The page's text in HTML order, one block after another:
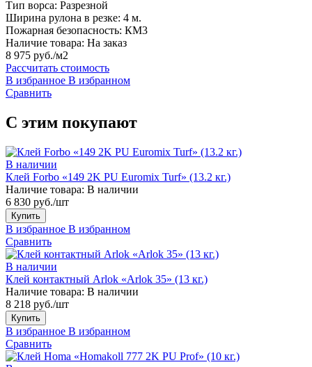
Тип ворса: Разрезной
Ширина рулона в резке: 4 м.
Пожарная безопасность: КМ3
Наличие товара: На заказ
8 975 руб./м2
Рассчитать стоимость
В избранное В избранном
Сравнить
С этим покупают
В наличии
Клей Forbo «149 2K PU Euromix Turf» (13.2 кг.)
Наличие товара: В наличии
6 830 руб./шт
Купить
В избранное В избранном
Сравнить
В наличии
Клей контактный Arlok «Arlok 35» (13 кг.)
Наличие товара: В наличии
8 218 руб./шт
Купить
В избранное В избранном
Сравнить